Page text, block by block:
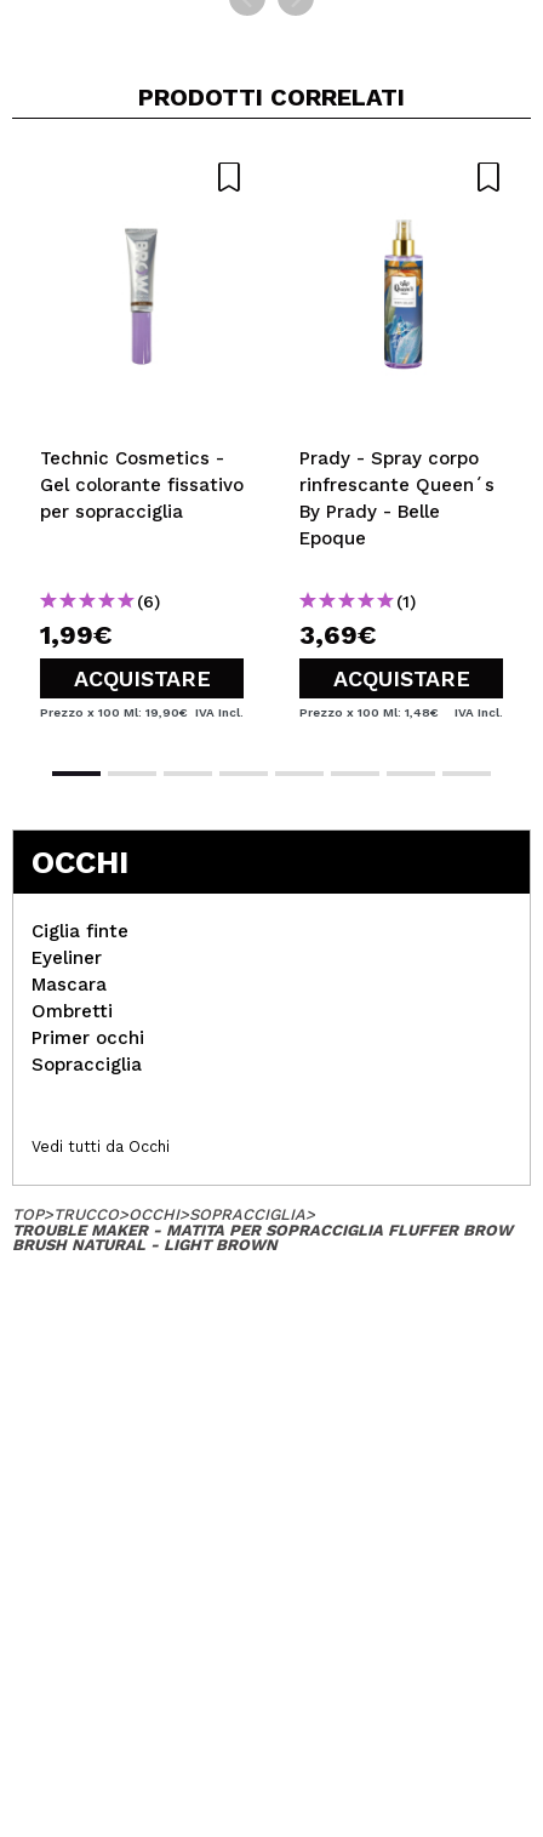
PRODOTTI CORRELATI
Technic Cosmetics -
Gel colorante fissativo
per sopracciglia
(6)
1,99€
ACQUISTARE
Prezzo x 100 Ml: 19,90€ IVA Incl.
Prady - Spray corpo
rinfrescante Queen´s
By Prady - Belle
Epoque
(1)
3,69€
ACQUISTARE
Prezzo x 100 Ml: 1,48€ IVA Incl.
OCCHI
Ciglia finte
Eyeliner
Mascara
Ombretti
Primer occhi
Sopracciglia
Vedi tutti da Occhi
TOP>TRUCCO>OCCHI>SOPRACCIGLIA>
TROUBLE MAKER - MATITA PER SOPRACCIGLIA FLUFFER BROW
BRUSH NATURAL - LIGHT BROWN